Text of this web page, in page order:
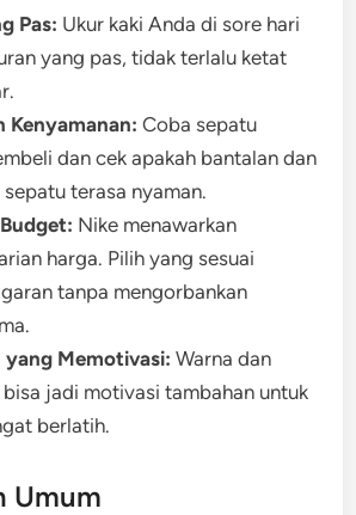
Pas: Ukur kaki Anda di sore hari
yang pas, tidak terlalu ketat
Kenyamanan: Coba sepatu
dan cek apakah bantalan dan
terasa nyaman.
Nike menawarkan
harga. Pilih yang sesuai
tanpa mengorbankan
yang Memotivasi: Warna dan
jadi motivasi tambahan untuk
berlatih.
Umum